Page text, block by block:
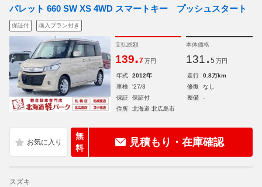
パレット 660 SW XS 4WD スマートキー プッシュスタート
保証付 購入プラン付き
支払総額
139.7 万円
本体価格
131. 5 万円
年式 2012年 走行
0.8万km
車検
'27/3 修復
なし
保証
保証付 整備
-
住所
北海道 北広島市
無
料
見積もり・在庫確認
スズキ